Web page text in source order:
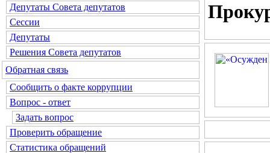
Депутаты Совета депутатов
Сессии
Депутаты
Решения Совета депутатов
Обратная связь
Сообщить о факте коррупции
Вопрос - ответ
Задать вопрос
Проверить обращение
Статистика обращений